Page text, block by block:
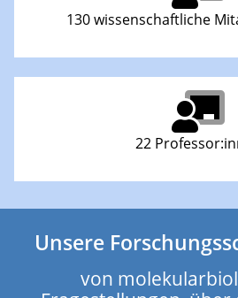
130 wissenschaftliche
22
Unsere
von